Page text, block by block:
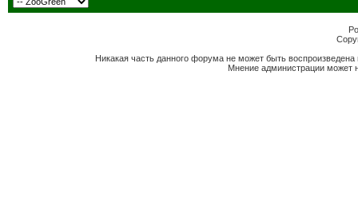
Никакая часть данного форума не может быть
Мнение администрации может